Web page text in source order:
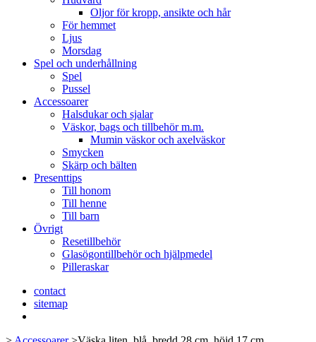
Oljor för kropp, ansikte och hår
För hemmet
Ljus
Morsdag
Spel och underhållning
Spel
Pussel
Accessoarer
Halsdukar och sjalar
Väskor, bags och tillbehör m.m.
Mumin väskor och axelväskor
Smycken
Skärp och bälten
Presenttips
Till honom
Till henne
Till barn
Övrigt
Resetillbehör
Glasögontillbehör och hjälpmedel
Pilleraskar
contact
sitemap